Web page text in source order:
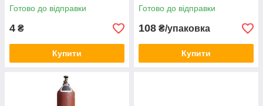
Готово до відправки
4 ₴
Купити
Готово до відправки
108 ₴/упаковка
Купити